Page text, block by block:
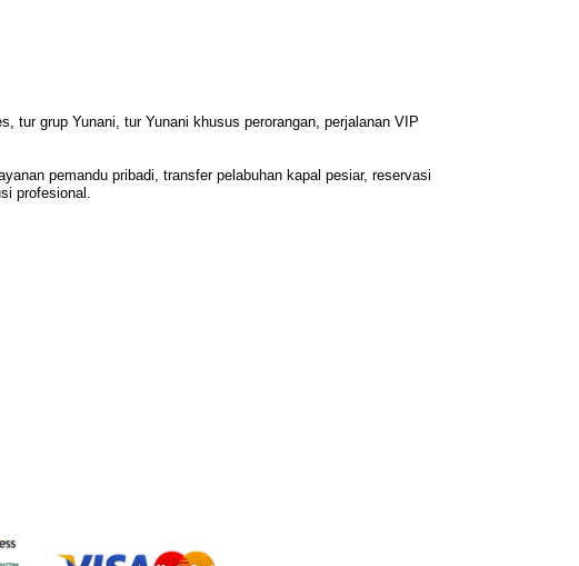
tur grup Yunani, tur Yunani khusus perorangan, perjalanan VIP
pemandu pribadi, transfer pelabuhan kapal pesiar, reservasi
profesional.